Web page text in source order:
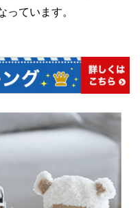
っています。